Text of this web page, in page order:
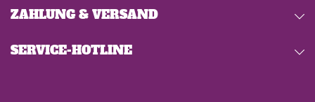
SERVICE-HOTLINE
ZAHLUNG & VERSAND